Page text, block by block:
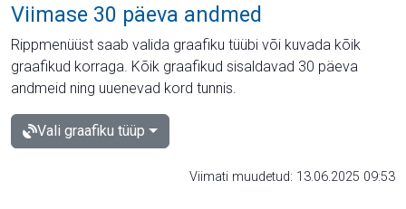
Viimase 30 päeva andmed
Rippmenüüst saab valida graafiku tüübi või kuvada kõik
graafikud korraga. Kõik graafikud sisaldavad 30 päeva
andmeid ning uuenevad kord tunnis.
Vali graafiku tüüp
Viimati muudetud: 13.06.2025 09:53